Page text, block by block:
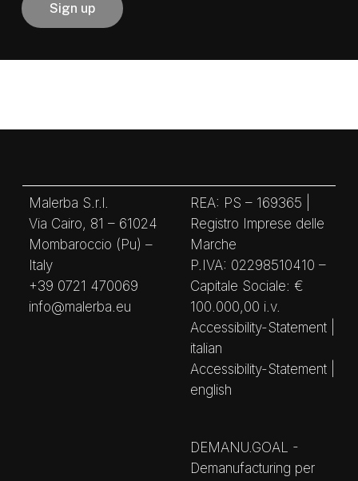
Malerba S.r.l.
Via Cairo, 81 – 61024
Mombaroccio (Pu) –
Italy
+39 0721 470069
info@malerba.eu
REA: PS – 169365 |
Registro Imprese delle
Marche
P.IVA: 02298510410 –
Capitale Sociale: €
100.000,00 i.v.
Accessibility-Statement |
italian
Accessibility-Statement |
english
DEMANU.GOAL -
Demanufacturing per